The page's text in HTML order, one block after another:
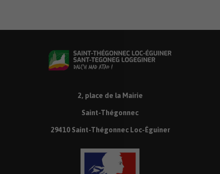
2, place de la Mairie
Saint-Thégonnec
29410 Saint-Thégonnec Loc-Éguiner